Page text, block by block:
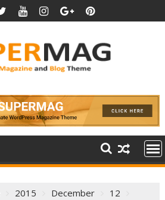
2015 December
12